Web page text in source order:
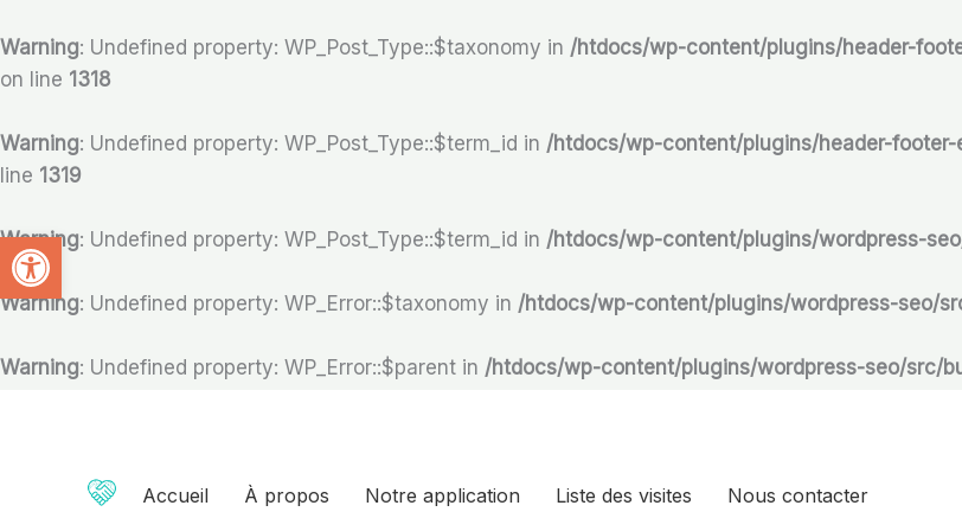
Ouvrir la barre d’outils
Warning: Undefined property: WP_Post_Type::$taxonomy in /htdocs/wp-content/plugins/header-
on line 1318
Warning: Undefined property: WP_Post_Type::$term_id in /htdocs/wp-content/plugins/header-
line 1319
Warning: Undefined property: WP_Post_Type::$term_id in /htdocs/wp-content/plugins/wordpress-
Warning: Undefined property: WP_Error::$taxonomy in /htdocs/wp-content/plugins/wordpress-seo/
Warning: Undefined property: WP_Error::$parent in /htdocs/wp-content/plugins/wordpress-seo/src/
au
contenu
Accueil À propos Notre application Liste des visites Nous contacter